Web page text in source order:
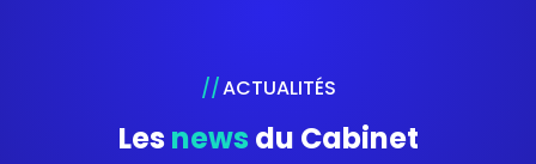
ACTUALITÉS
Les news du Cabinet